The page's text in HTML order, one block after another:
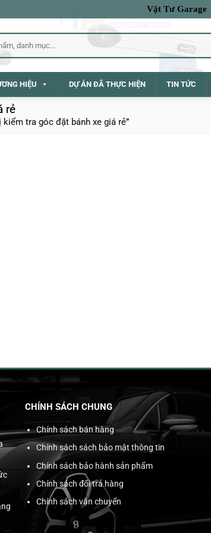
Vật Tư Garage
HIỆU DỰ ÁN ĐÃ THỰC HIỆN TIN TỨC
rẻ
tra góc đặt bánh xe giá rẻ”
CHÍNH SÁCH CHUNG
Chính sách bán hàng
Chính sách sách bảo mật thông tin
Chính sách bảo hành sản phẩm
Chính sách đổi trả hàng
Chính sách vận chuyển